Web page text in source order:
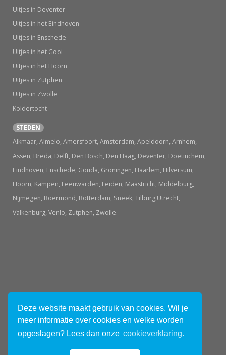
Deze website maakt gebruik van cookies. Wil je
meer informatie over cookies en welke worden
opgeslagen? Lees dan onze cookieverklaring.
Uitjes in Deventer
Uitjes in het Eindhoven
Uitjes in Enschede
Uitjes in het Gooi
Uitjes in het Hoorn
Uitjes in Zutphen
Uitjes in Zwolle
Koldertocht
STEDEN
Alkmaar, Almelo, Amersfoort, Amsterdam, Apeldoorn, Arnhem,
Assen, Breda, Delft, Den Bosch, Den Haag, Deventer, Doetinchem,
Eindhoven, Enschede, Gouda, Groningen, Haarlem, Hilversum,
Hoorn, Kampen, Leeuwarden, Leiden, Maastricht, Middelburg,
Nijmegen, Roermond, Rotterdam, Sneek, Tilburg,Utrecht,
Valkenburg, Venlo, Zutphen, Zwolle.
Tweets van @UitjesHolland